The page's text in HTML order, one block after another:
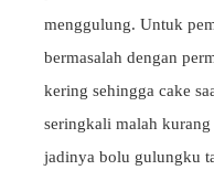
menggulung. Untuk
bermasalah dengan
kering sehingga cake
seringkali malah
jadinya bolu gulungku